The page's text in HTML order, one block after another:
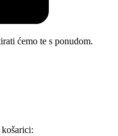
ćemo te s ponudom.